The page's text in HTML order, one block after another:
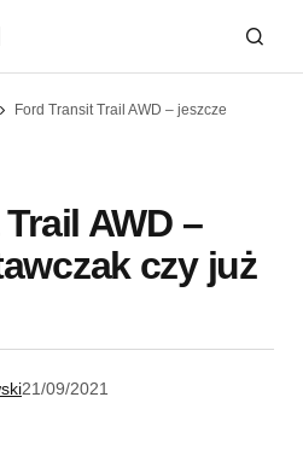
Ford Transit Trail AWD – jeszcze
AWD –
czy już
21/09/2021